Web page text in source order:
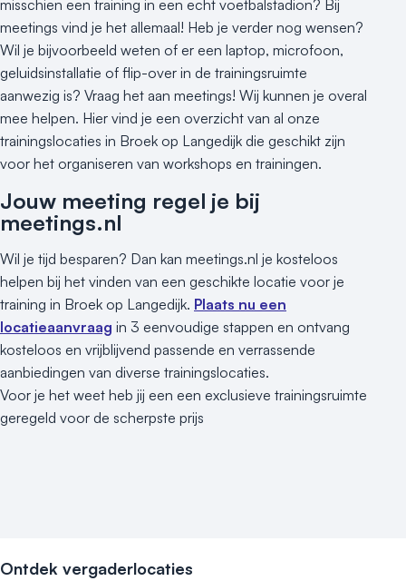
misschien een training in een echt voetbalstadion? Bij
meetings vind je het allemaal! Heb je verder nog wensen?
Wil je bijvoorbeeld weten of er een laptop, microfoon,
geluidsinstallatie of flip-over in de trainingsruimte
aanwezig is? Vraag het aan meetings! Wij kunnen je overal
mee helpen. Hier vind je een overzicht van al onze
trainingslocaties in Broek op Langedijk die geschikt zijn
voor het organiseren van workshops en trainingen.
Jouw meeting regel je bij
meetings.nl
Wil je tijd besparen? Dan kan meetings.nl je kosteloos
helpen bij het vinden van een geschikte locatie voor je
training in Broek op Langedijk. Plaats nu een
locatieaanvraag in 3 eenvoudige stappen en ontvang
kosteloos en vrijblijvend passende en verrassende
aanbiedingen van diverse trainingslocaties.
Voor je het weet heb jij een een exclusieve trainingsruimte
geregeld voor de scherpste prijs
Ontdek vergaderlocaties